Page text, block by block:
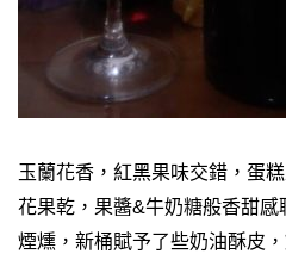
玉蘭花香，紅黑果味交錯，蛋
花果乾，果醬&牛奶糖般香甜感
煙燻，新桶賦予了些奶油酥皮